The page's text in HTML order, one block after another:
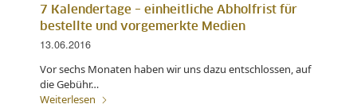
7 Kalendertage – einheitliche Abholfrist für
bestellte und vorgemerkte Medien
13.06.2016
Vor sechs Monaten haben wir uns dazu entschlossen, auf
die Gebühr…
Weiterlesen